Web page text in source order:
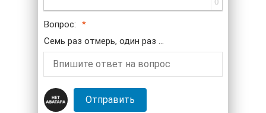
Вопрос:
Семь раз отмерь, один раз ...
Отправить